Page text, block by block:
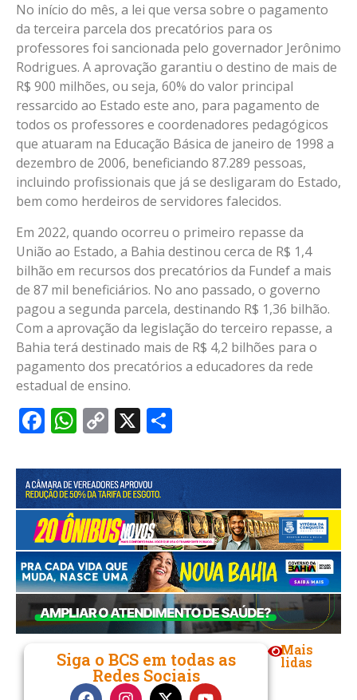
No início do mês, a lei que versa sobre o pagamento
da terceira parcela dos precatórios para os
professores foi sancionada pelo governador Jerônimo
Rodrigues. A aprovação garantiu o destino de mais de
R$ 900 milhões, ou seja, 60% do valor principal
ressarcido ao Estado este ano, para pagamento de
todos os professores e coordenadores pedagógicos
que atuaram na Educação Básica de janeiro de 1998 a
dezembro de 2006, beneficiando 87.289 pessoas,
incluindo profissionais que já se desligaram do Estado,
bem como herdeiros de servidores falecidos.
Em 2022, quando ocorreu o primeiro repasse da
União ao Estado, a Bahia destinou cerca de R$ 1,4
bilhão em recursos dos precatórios da Fundef a mais
de 87 mil beneficiários. No ano passado, o governo
pagou a segunda parcela, destinando R$ 1,36 bilhão.
Com a aprovação da legislação do terceiro repasse, a
Bahia terá destinado mais de R$ 4,2 bilhões para o
pagamento dos precatórios a educadores da rede
estadual de ensino.
Facebook
WhatsApp
Copy
Link
X
Siga o BCS em todas as
Redes Sociais
Mais
lidas